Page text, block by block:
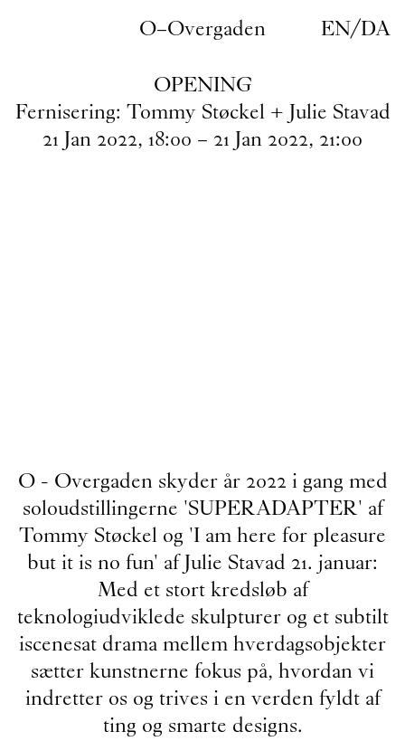
O–Overgaden EN/DA
OPENING
Fernisering: Tommy Støckel + Julie Stavad
21 Jan2022, 18:00 – 21 Jan2022, 21:00
O - Overgaden skyder år 2022 i gang med
soloudstillingerne 'SUPERADAPTER' af
Tommy Støckel og 'I am here for pleasure
but it is no fun' af Julie Stavad 21. januar:
Med et stort kredsløb af
teknologiudviklede skulpturer og et subtilt
iscenesat drama mellem hverdagsobjekter
sætter kunstnerne fokus på, hvordan vi
indretter os og trives i en verden fyldt af
ting og smarte designs.